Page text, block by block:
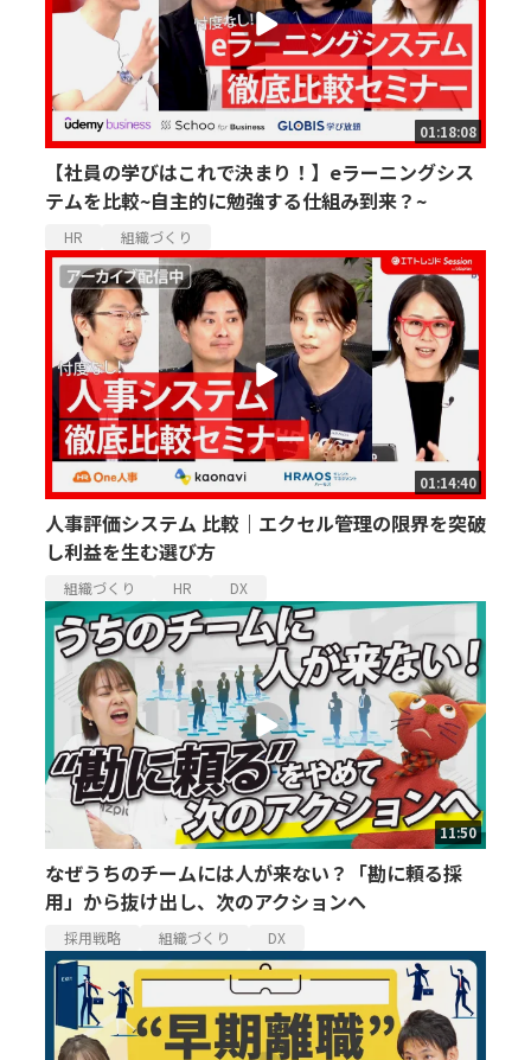
01:18:08
【社員の学びはこれで決まり！】eラーニングシス
テムを比較~自主的に勉強する仕組み到来？~
HR 組織づくり
01:14:40
人事評価システム 比較｜エクセル管理の限界を突破
し利益を生む選び方
組織づくり HR DX
11:50
なぜうちのチームには人が来ない？「勘に頼る採
用」から抜け出し、次のアクションへ
採用戦略 組織づくり DX